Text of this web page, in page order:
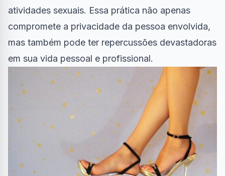
atividades sexuais. Essa prática não apenas
compromete a privacidade da pessoa envolvida,
mas também pode ter repercussões devastadoras
em sua vida pessoal e profissional.